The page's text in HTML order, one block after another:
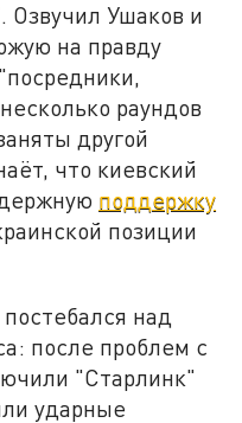
Озвучил Ушаков и
на правду
раундов
другой
что киевский
поддержку
позиции
над
после проблем с
"Старлинк"
ударные